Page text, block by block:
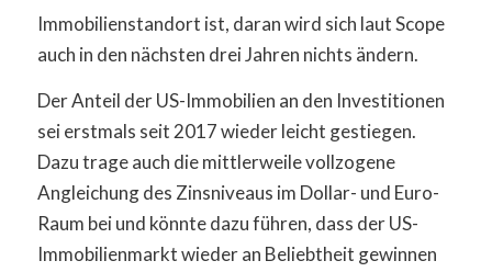
Immobilienstandort ist, daran wird sich laut Scope
auch in den nächsten drei Jahren nichts ändern.
Der Anteil der US-Immobilien an den Investitionen
sei erstmals seit 2017 wieder leicht gestiegen.
Dazu trage auch die mittlerweile vollzogene
Angleichung des Zinsniveaus im Dollar- und Euro-
Raum bei und könnte dazu führen, dass der US-
Immobilienmarkt wieder an Beliebtheit gewinnen